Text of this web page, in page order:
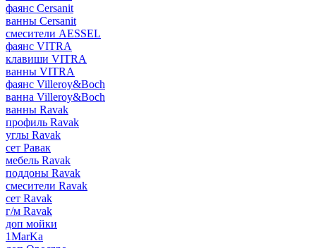
фаянс Cersanit
ванны Cersanit
смесители AESSEL
фаянс VITRA
клавиши VITRA
ванны VITRA
фаянс Villeroy&Boch
ванна Villeroy&Boch
ванны Ravak
профиль Ravak
углы Ravak
сет Равак
мебель Ravak
поддоны Ravak
смесители Ravak
сет Ravak
г/м Ravak
доп мойки
1MarKa